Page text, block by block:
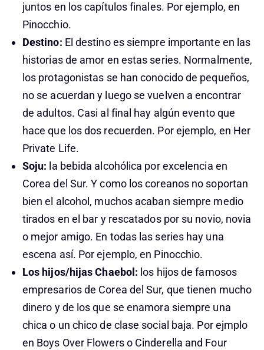
juntos en los capítulos finales. Por ejemplo, en
Pinocchio.
Destino: El destino es siempre importante en las
historias de amor en estas series. Normalmente,
los protagonistas se han conocido de pequeños,
no se acuerdan y luego se vuelven a encontrar
de adultos. Casi al final hay algún evento que
hace que los dos recuerden. Por ejemplo, en Her
Private Life.
Soju: la bebida alcohólica por excelencia en
Corea del Sur. Y como los coreanos no soportan
bien el alcohol, muchos acaban siempre medio
tirados en el bar y rescatados por su novio, novia
o mejor amigo. En todas las series hay una
escena así. Por ejemplo, en Pinocchio.
Los hijos/hijas Chaebol: los hijos de famosos
empresarios de Corea del Sur, que tienen mucho
dinero y de los que se enamora siempre una
chica o un chico de clase social baja. Por ejmplo
en Boys Over Flowers o Cinderella and Four